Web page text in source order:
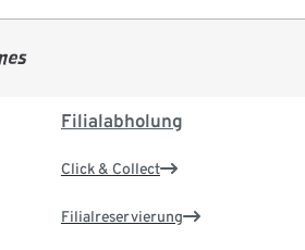
Filialabholung
Click & Collect
Filialreservierung